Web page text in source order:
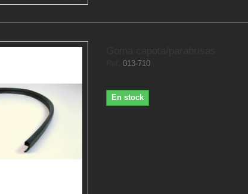
013-710
En stock